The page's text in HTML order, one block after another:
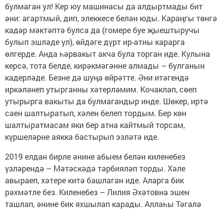
булмаган ул! Кер юу машинасы да алдыртмады бит
әни: агартмый, дип, элеккесе белән юды. Караңгы төнгә
кадәр мәктәптә булса да (гомере буе җыештыручы
булып эшләде ул), өйдәге дүрт ир-атны карарга
өлгерде. Анда һәрвакыт акча була торган иде. Кулына
керсә, тота белде, кирәкмәгәнне алмады – булганын
кадерләде. Безне дә шуңа өйрәтте. Әни итәгендә
иркәләнеп утырганны хәтерләмим. Кочаклап, сөеп
утырырга вакыты да булмагандыр инде. Шөкер, иртә
саен шалтыратып, хәлен белеп тордым. Бер көн
шалтыратмасам яки бер атна кайтмый торсам,
күршеләрне аякка бастырып эзләтә иде.
2019 елдан бирле әнине абыем белән киленебез
үзләрендә – Мәтәскәдә тәрбияләп торды. Хәле
авыраеп, хәтере китә башлаган иде. Аларга бик
рәхмәтле без. Киленебез – Лилия Әхәтовна эшен
ташлап, әнине бик яхшылап карады. Аллаһы Тәгалә